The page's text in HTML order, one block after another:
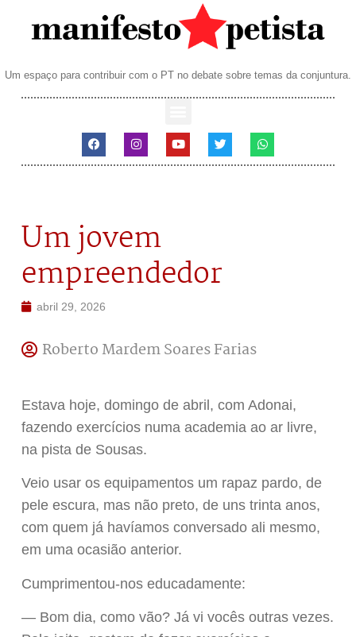
Um espaço para contribuir com o PT no debate sobre temas da conjuntura.
Um jovem
empreendedor
abril 29, 2026
Roberto Mardem Soares Farias
Estava hoje, domingo de abril, com Adonai,
fazendo exercícios numa academia ao ar livre,
na pista de Sousas.
Veio usar os equipamentos um rapaz pardo, de
pele escura, mas não preto, de uns trinta anos,
com quem já havíamos conversado ali mesmo,
em uma ocasião anterior.
Cumprimentou-nos educadamente:
— Bom dia, como vão? Já vi vocês outras vezes.